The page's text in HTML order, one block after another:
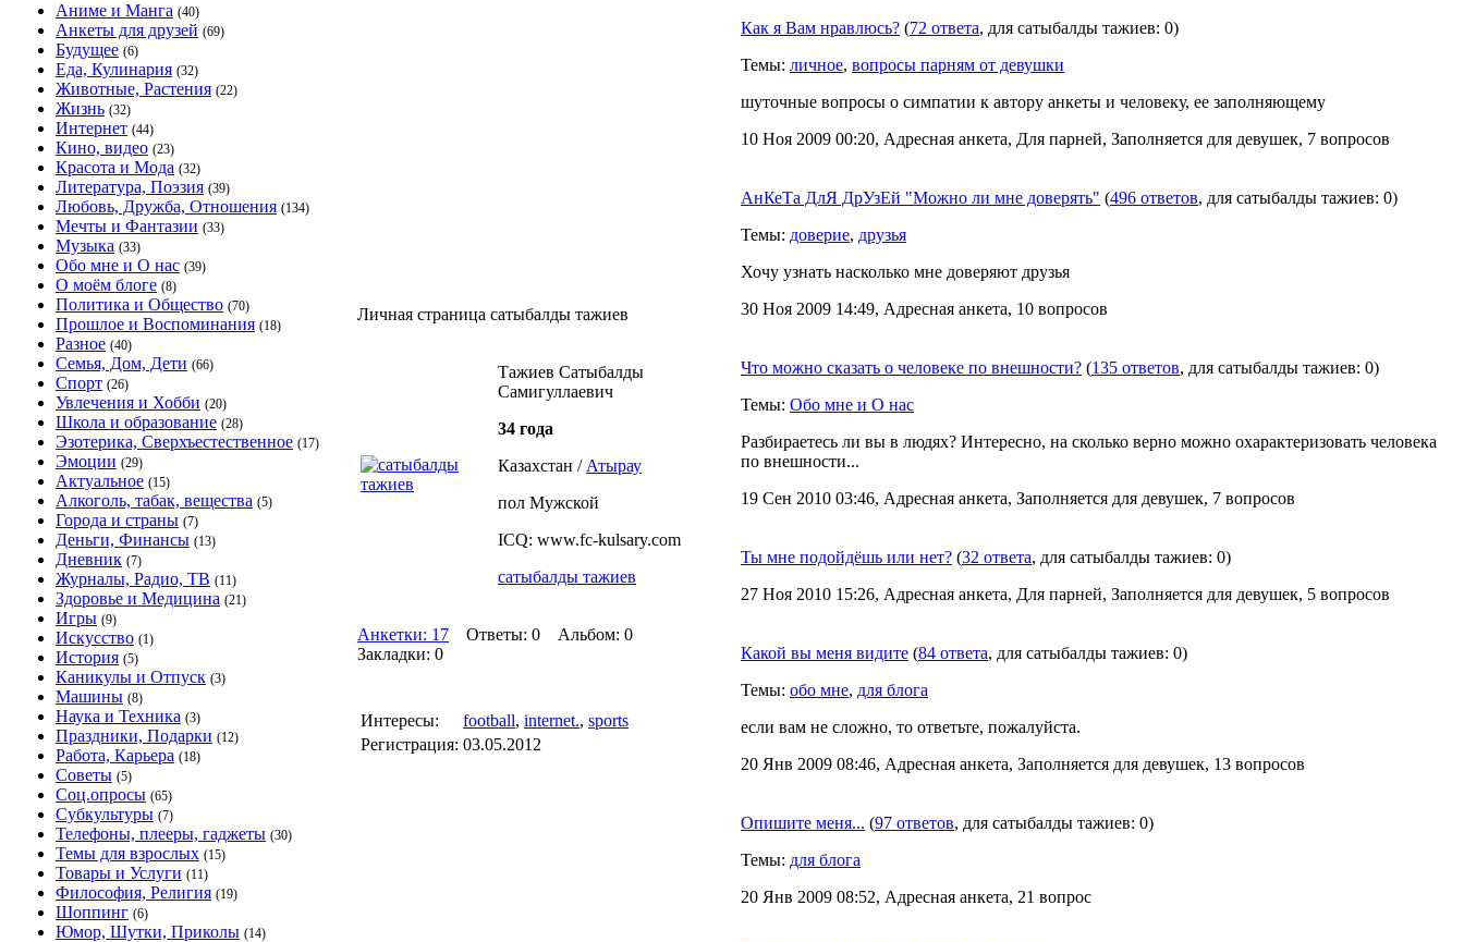
Аниме и Манга (40)
Анкеты для друзей (69)
Будущее (6)
Еда, Кулинария (32)
Животные, Растения (22)
Жизнь (32)
Интернет (44)
Кино, видео (23)
Красота и Мода (32)
Литература, Поэзия (39)
Любовь, Дружба, Отношения (134)
Мечты и Фантазии (33)
Музыка (33)
Обо мне и О нас (39)
О моём блоге (8)
Политика и Общество (70)
Прошлое и Воспоминания (18)
Разное (40)
Семья, Дом, Дети (66)
Спорт (26)
Увлечения и Хобби (20)
Школа и образование (28)
Эзотерика, Сверхъестественное (17)
Эмоции (29)
Актуальное (15)
Алкоголь, табак, вещества (5)
Города и страны (7)
Деньги, Финансы (13)
Дневник (7)
Журналы, Радио, ТВ (11)
Здоровье и Медицина (21)
Игры (9)
Искусство (1)
История (5)
Каникулы и Отпуск (3)
Машины (8)
Наука и Техника (3)
Праздники, Подарки (12)
Работа, Карьера (18)
Советы (5)
Соц.опросы (65)
Субкультуры (7)
Телефоны, плееры, гаджеты (30)
Темы для взрослых (15)
Товары и Услуги (11)
Философия, Религия (19)
Шоппинг (6)
Юмор, Шутки, Приколы (14)
Личная страница сатыбалды тажиев
Тажиев Сатыбалды
Самигуллаевич
34 года
Казахстан / Атырау
пол Мужской
ICQ: www.fc-kulsary.com
сатыбалды тажиев
Анкетки: 17 Ответы: 0 Альбом: 0
Закладки: 0
Интересы: football, internet., sports
Регистрация: 03.05.2012
Как я Вам нравлюсь? (72 ответа, для сатыбалды тажиев: 0)
Темы: личное, вопросы парням от девушки
шуточные вопросы о симпатии к автору анкеты и человеку, ее заполняющему
10 Ноя 2009 00:20, Адресная анкета, Для парней, Заполняется для девушек, 7 вопросов
АнКеТа ДлЯ ДрУзЕй "Можно ли мне доверять" (496 ответов, для сатыбалды тажиев: 0)
Темы: доверие, друзья
Хочу узнать насколько мне доверяют друзья
30 Ноя 2009 14:49, Адресная анкета, 10 вопросов
Что можно сказать о человеке по внешности? (135 ответов, для сатыбалды тажиев: 0)
Темы: Обо мне и О нас
Разбираетесь ли вы в людях? Интересно, на сколько верно можно охарактеризовать человека
по внешности...
19 Сен 2010 03:46, Адресная анкета, Заполняется для девушек, 7 вопросов
Ты мне подойдёшь или нет? (32 ответа, для сатыбалды тажиев: 0)
27 Ноя 2010 15:26, Адресная анкета, Для парней, Заполняется для девушек, 5 вопросов
Какой вы меня видите (84 ответа, для сатыбалды тажиев: 0)
Темы: обо мне, для блога
если вам не сложно, то ответьте, пожалуйста.
20 Янв 2009 08:46, Адресная анкета, Заполняется для девушек, 13 вопросов
Опишите меня... (97 ответов, для сатыбалды тажиев: 0)
Темы: для блога
20 Янв 2009 08:52, Адресная анкета, 21 вопрос